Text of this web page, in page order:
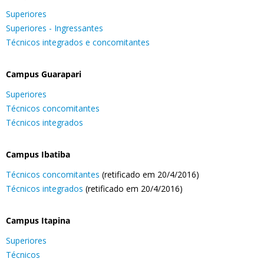
Superiores
Superiores - Ingressantes
Técnicos integrados e concomitantes
Campus Guarapari
Superiores
Técnicos concomitantes
Técnicos integrados
Campus Ibatiba
Técnicos concomitantes (retificado em 20/4/2016)
Técnicos integrados (retificado em 20/4/2016)
Campus Itapina
Superiores
Técnicos